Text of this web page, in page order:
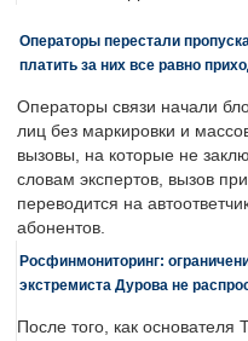
Операторы перестали
платить за них все равно
Операторы связи начали
лиц без маркировки и
вызовы, на которые не
словам экспертов, вызов
переводится на
абонентов.
Росфинмониторинг:
экстремиста Дурова не
После того, как